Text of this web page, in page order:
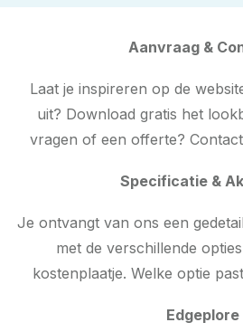
Aanvraag &
Laat je inspireren op de
uit? Download gratis het
vragen of een offerte?
Specificatie &
Je ontvangt van ons een
met de verschillende
kostenplaatje. Welke optie
Edgeplore